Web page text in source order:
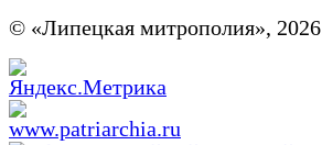
© «Липецкая митрополия», 2026